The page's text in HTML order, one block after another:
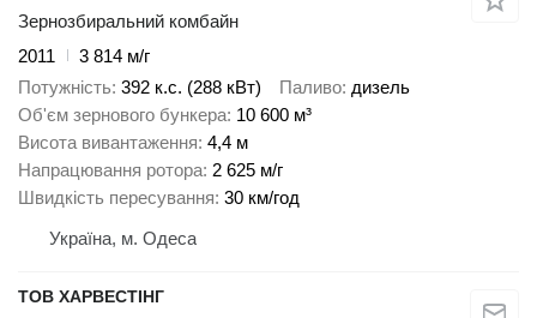
Зернозбиральний комбайн
2011
3 814 м/г
Потужність 392 к.с. (288 кВт) Паливо дизель
Об'єм зернового бункера 10 600 м³
Висота вивантаження 4,4 м
Напрацювання ротора 2 625 м/г
Швидкість пересування 30 км/год
Україна, м. Одеса
ТОВ ХАРВЕСТІНГ